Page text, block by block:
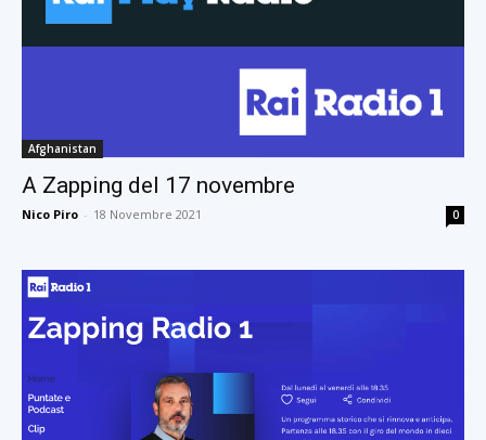
Afghanistan
A Zapping del 17 novembre
Nico Piro - 18 Novembre 2021 0